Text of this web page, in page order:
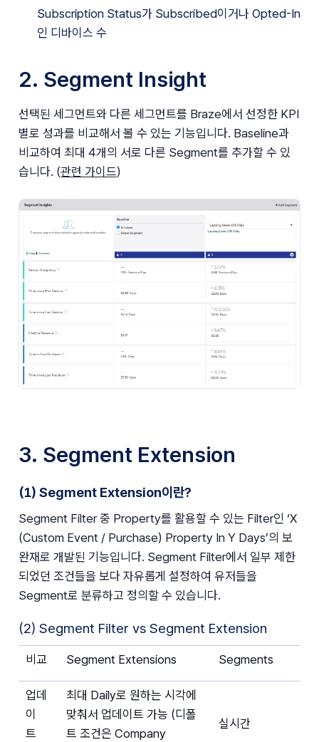
Subscription Status가 Subscribed이거나 Opted-In
인 디바이스 수
2. Segment Insight
선택된 세그먼트와 다른 세그먼트를 Braze에서 선정한 KPI
별로 성과를 비교해서 볼 수 있는 기능입니다. Baseline과
비교하여 최대 4개의 서로 다른 Segment를 추가할 수 있
습니다. (관련 가이드)
3. Segment Extension
(1) Segment Extension이란?
Segment Filter 중 Property를 활용할 수 있는 Filter인 ‘X
(Custom Event / Purchase) Property In Y Days’의 보
완재로 개발된 기능입니다. Segment Filter에서 일부 제한
되었던 조건들을 보다 자유롭게 설정하여 유저들을
Segment로 분류하고 정의할 수 있습니다.
(2) Segment Filter vs Segment Extension
비교 Segment Extensions Segments
업데
이
트
최대 Daily로 원하는 시각에
맞춰서 업데이트 가능 (디폴
트 조건은 Company
실시간